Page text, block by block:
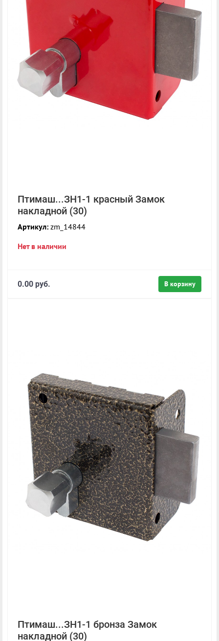
Птимаш...ЗН1-1 красный Замок
накладной (30)
Артикул: zm_14844
Нет в наличии
В корзину
0.00 руб.
Птимаш...ЗН1-1 бронза Замок
накладной (30)